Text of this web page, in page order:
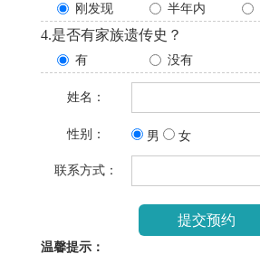
刚发现 半年内
4.是否有家族遗传史？
有 没有
姓名：
性别： 男 女
联系方式：
温馨提示：